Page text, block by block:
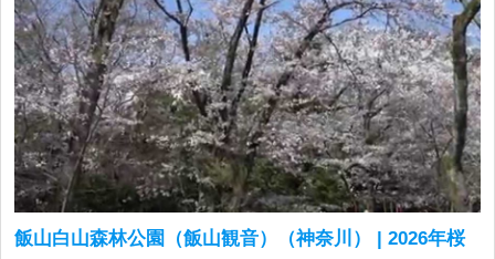
飯山白山森林公園（飯山観音）（神奈川） | 2026年桜